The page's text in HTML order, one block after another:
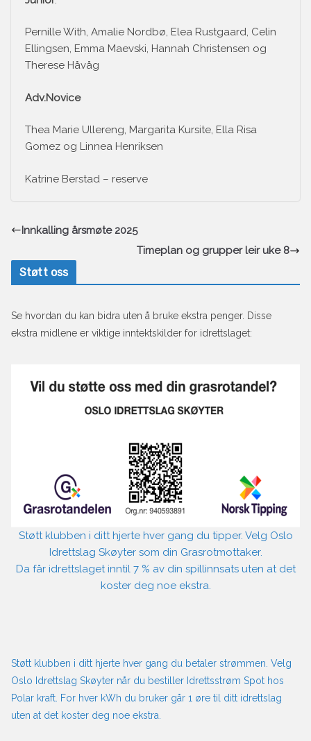
Pernille With, Amalie Nordbø, Elea Rustgaard, Celin
Ellingsen, Emma Maevski, Hannah Christensen og
Therese Håvåg
Adv.Novice
Thea Marie Ullereng, Margarita Kursite, Ella Risa
Gomez og Linnea Henriksen
Katrine Berstad – reserve
Innkalling årsmøte 2025
Timeplan og grupper leir uke 8
Støtt oss
Se hvordan du kan bidra uten å bruke ekstra penger. Disse
ekstra midlene er viktige inntektskilder for idrettslaget:
Støtt klubben i ditt hjerte hver gang du tipper. Velg Oslo
Idrettslag Skøyter som din Grasrotmottaker.
Da får idrettslaget inntil 7 % av din spillinnsats uten at det
koster deg noe ekstra.
Støtt klubben i ditt hjerte hver gang du betaler strømmen. Velg
Oslo Idrettslag Skøyter når du bestiller Idrettsstrøm Spot hos
Polar kraft. For hver kWh du bruker går 1 øre til ditt idrettslag
uten at det koster deg noe ekstra.